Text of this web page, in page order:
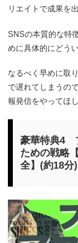
リエイトで成果を
SNSの本質的な特
めに具体的にどう
なるべく早めに取
で遅れてしまうの
報発信をやってほ
豪華特典4
ための戦略
全】(約18分)